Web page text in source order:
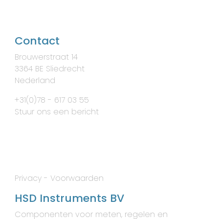
Contact
Brouwerstraat 14
3364 BE Sliedrecht
Nederland
+31(0)78 - 617 03 55
Stuur ons een bericht
Privacy - Voorwaarden
HSD Instruments BV
Componenten voor meten, regelen en